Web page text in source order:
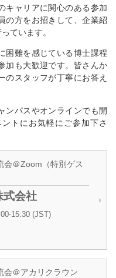
キャリアに関心のある参加
の方をお招きして、企業紹
ています。
困難を感じている博士課程
加も大歓迎です。皆さんか
のスタッフが丁寧にお答え
ンパスやオンラインでも開
トにお気軽にご参加下さ
会＠Zoom（特別ゲス
式会社
15:30 (JST)
会＠アカリクラウン